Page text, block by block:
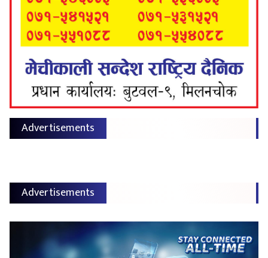
Advertisements
Advertisements